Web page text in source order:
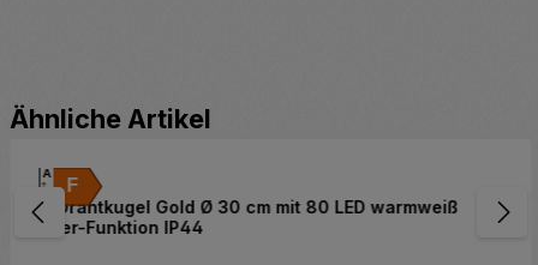
Produktgalerie überspringen
Ähnliche Artikel
F
A
3D Drahtkugel Gold Ø 30 cm mit 80 LED warmweiß
Timer-Funktion IP44